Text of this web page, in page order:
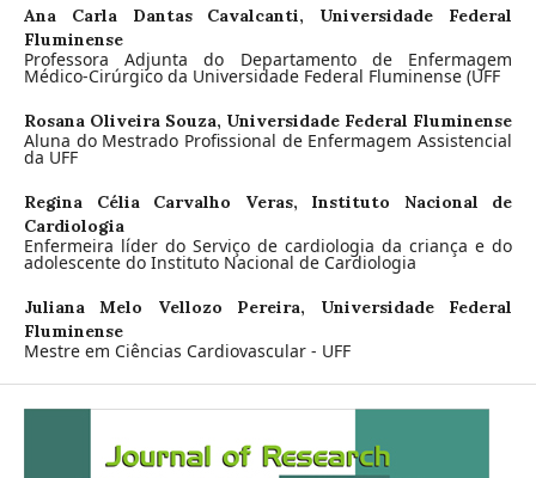
Ana Carla Dantas Cavalcanti, Universidade Federal
Fluminense
Professora Adjunta do Departamento de Enfermagem
Médico-Cirúrgico da Universidade Federal Fluminense (UFF
Rosana Oliveira Souza, Universidade Federal Fluminense
Aluna do Mestrado Profissional de Enfermagem Assistencial
da UFF
Regina Célia Carvalho Veras, Instituto Nacional de
Cardiologia
Enfermeira líder do Serviço de cardiologia da criança e do
adolescente do Instituto Nacional de Cardiologia
Juliana Melo Vellozo Pereira, Universidade Federal
Fluminense
Mestre em Ciências Cardiovascular - UFF